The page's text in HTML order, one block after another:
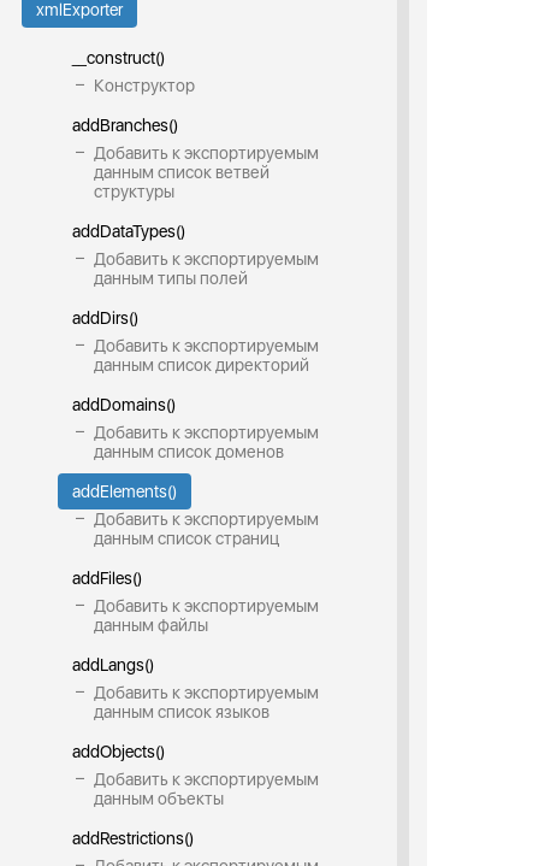
xmlExporter
__construct()
Конструктор
addBranches()
Добавить к экспортируемым
данным список ветвей
структуры
addDataTypes()
Добавить к экспортируемым
данным типы полей
addDirs()
Добавить к экспортируемым
данным список директорий
addDomains()
Добавить к экспортируемым
данным список доменов
addElements()
Добавить к экспортируемым
данным список страниц
addFiles()
Добавить к экспортируемым
данным файлы
addLangs()
Добавить к экспортируемым
данным список языков
addObjects()
Добавить к экспортируемым
данным объекты
addRestrictions()